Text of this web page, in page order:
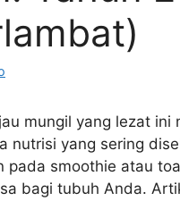
mungil yang lezat
nutrisi yang sering
pada smoothie atau
bagi tubuh Anda.